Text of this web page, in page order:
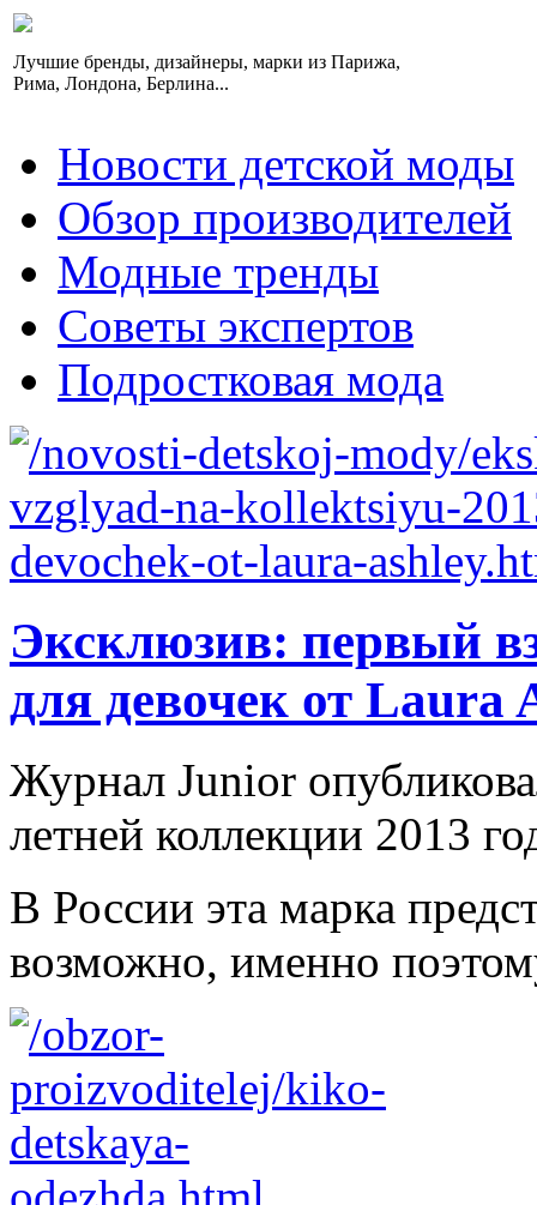
Лучшие бренды, дизайнеры, марки из Парижа,
Рима, Лондона, Берлина...
Новости детской моды
Обзор производителей
Модные тренды
Советы экспертов
Подростковая мода
Эксклюзив: первый
для девочек от Laura
Журнал Junior
летней коллекции 2013
В России эта марка
возможно, именно